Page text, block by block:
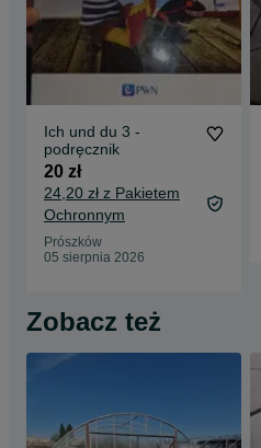
Ich und du 3 -
podręcznik
20 zł
24,20 zł z Pakietem
Ochronnym
Prószków
05 sierpnia 2026
Zobacz też